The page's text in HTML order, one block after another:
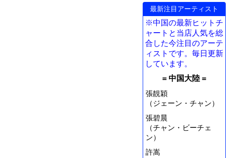
最新注目アーティスト
※中国の最新ヒットチ
ャートと当店人気を総
合した今注目のアーテ
ィストです。毎日更新
しています。
= 中国大陸 =
張靚穎
（ジェーン・チャン）
張碧晨
（チャン・ビーチェ
ン）
許嵩